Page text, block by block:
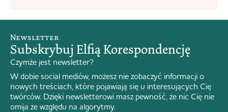
Newsletter
Subskrybuj Elfią Korespondencję
Czymże jest newsletter?
W dobie social mediów, możesz nie zobaczyć informacji o
nowych treściach, które pojawiają się u interesujących Cię
twórców. Dzięki newsletterowi masz pewność, że nic Cię nie
omija ze względu na algorytmy.